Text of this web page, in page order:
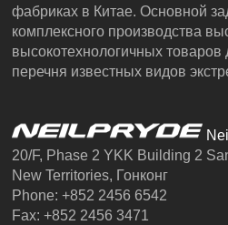
фабриках в Китае. Основной
комплексного производства
высокотехнологичных
перечня известных видов
20/F, Phase 2 YKK Building 2
New Territories, Гонконг
Phone: +852 2456 6542
Fax: +852 2456 3471